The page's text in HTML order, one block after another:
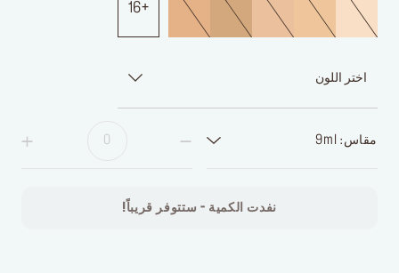
16
اختر اللون
مقاس: 9ml
نفدت الكمية - ستتوفر قريباً!